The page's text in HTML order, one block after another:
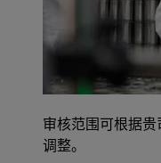
审核范围可根据
调整。